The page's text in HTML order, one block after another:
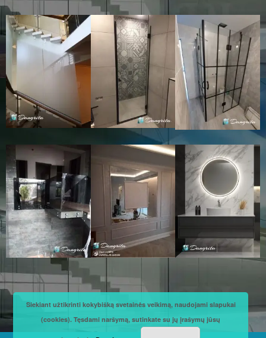
Siekiant užtikrinti kokybišką svetainės veikimą, naudojami slapukai
(cookies). Tęsdami naršymą, sutinkate su jų įrašymų jūsų